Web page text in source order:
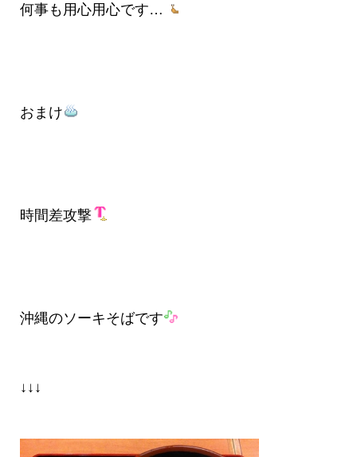
何事も用心用心です…
おまけ
時間差攻撃
沖縄のソーキそばです
↓↓↓